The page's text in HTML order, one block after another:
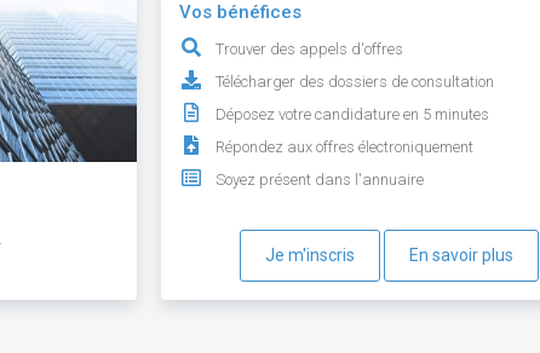
Vos bénéfices
Trouver des appels d'offres
Télécharger des dossiers de consultation
Déposez votre candidature en 5 minutes
Répondez aux offres électroniquement
Soyez présent dans l'annuaire
Je m'inscris En savoir plus